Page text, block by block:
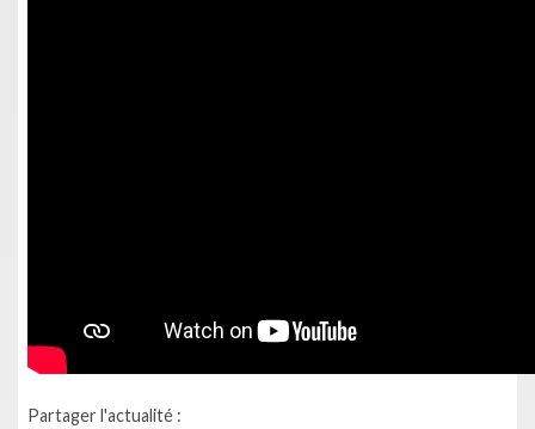
Partager l'actualité :